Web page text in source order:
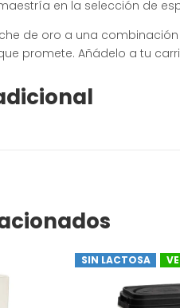
en la selección de
de oro a una
promete. Añádelo a tu
SIN LACTOSA